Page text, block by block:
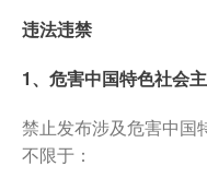
违法违禁
1、危害中国特色社会
禁止发布涉及危害中国
不限于：